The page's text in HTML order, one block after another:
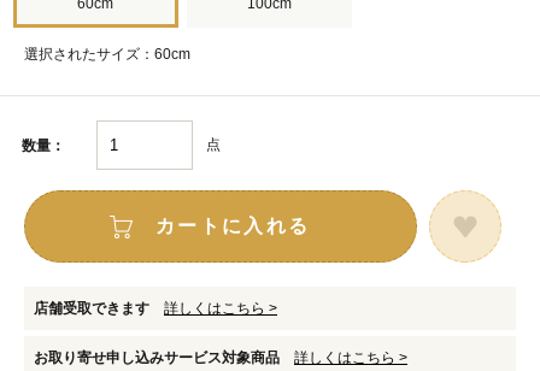
60cm 100cm
選択されたサイズ：60cm
数量： 点
カートに入れる
店舗受取できます 詳しくはこちら >
お取り寄せ申し込みサービス対象商品 詳しくはこちら >